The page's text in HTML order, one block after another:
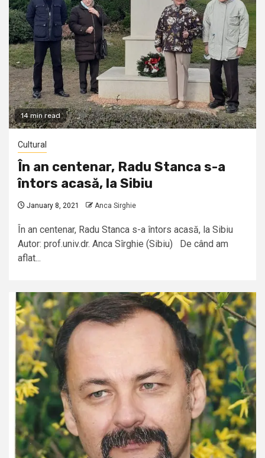
14 min read
Cultural
În an centenar, Radu Stanca s-a
întors acasă, la Sibiu
January 8, 2021 Anca Sirghie
În an centenar, Radu Stanca s-a întors acasă, la Sibiu
Autor: prof.univ.dr. Anca Sîrghie (Sibiu) De când am
aflat...